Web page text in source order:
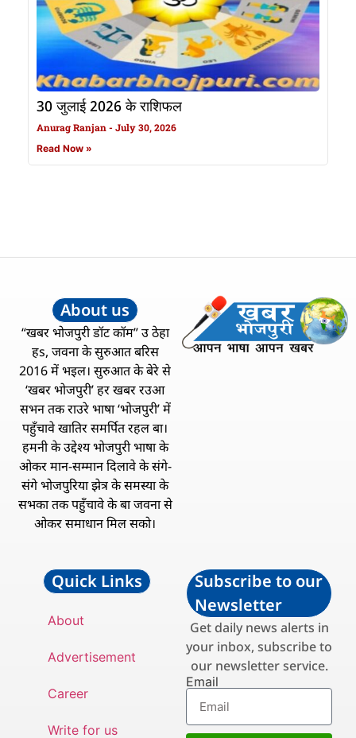
30 जुलाई 2026 के राशिफल
Anurag Ranjan July 30, 2026
Read Now »
About us
“खबर भोजपुरी डॉट कॉम” उ ठेहा
हs, जवना के सुरुआत बरिस
2016 में भइल। सुरुआत के बेरे से
‘खबर भोजपुरी’ हर खबर रउआ
सभन तक राउरे भाषा ‘भोजपुरी’ में
पहुँचावे खातिर समर्पित रहल बा।
हमनी के उद्देश्य भोजपुरी भाषा के
ओकर मान-सम्मान दिलावे के संगे-
संगे भोजपुरिया झेत्र के समस्या के
सभका तक पहुँचावे के बा जवना से
ओकर समाधान मिल सको।
Quick Links
About
Advertisement
Career
Write for us
Subscribe to our
Newsletter
Get daily news alerts in
your inbox, subscribe to
our newsletter service.
Email